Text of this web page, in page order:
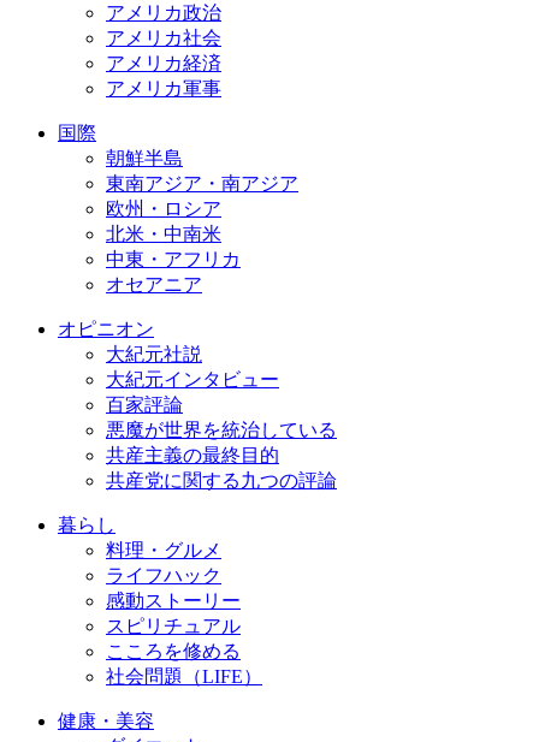
アメリカ政治
アメリカ社会
アメリカ経済
アメリカ軍事
国際
朝鮮半島
東南アジア・南アジア
欧州・ロシア
北米・中南米
中東・アフリカ
オセアニア
オピニオン
大紀元社説
大紀元インタビュー
百家評論
悪魔が世界を統治している
共産主義の最終目的
共産党に関する九つの評論
暮らし
料理・グルメ
ライフハック
感動ストーリー
スピリチュアル
こころを修める
社会問題（LIFE）
健康・美容